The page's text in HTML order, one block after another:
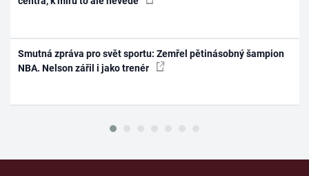
Smutná zpráva pro svět sportu: Zemřel pětinásobný šampion
NBA. Nelson zářil i jako trenér